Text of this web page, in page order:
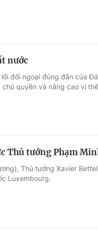
nước
đối ngoại đúng đắn của
quyền và nâng cao vị
Thủ tướng Phạm
Thủ tướng Xavier
Luxembourg.